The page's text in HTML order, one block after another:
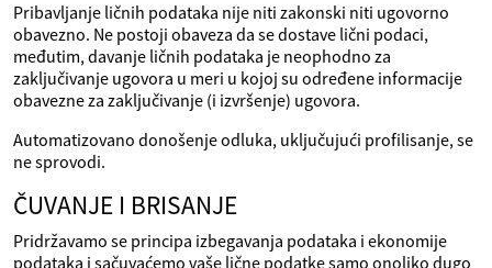
Pribavljanje ličnih podataka nije niti zakonski niti ugovorno
obavezno. Ne postoji obaveza da se dostave lični podaci,
međutim, davanje ličnih podataka je neophodno za
zaključivanje ugovora u meri u kojoj su određene informacije
obavezne za zaključivanje (i izvršenje) ugovora.
Automatizovano donošenje odluka, uključujući profilisanje, se
ne sprovodi.
ČUVANJE I BRISANJE
Pridržavamo se principa izbegavanja podataka i ekonomije
podataka i sačuvaćemo vaše lične podatke samo onoliko dugo